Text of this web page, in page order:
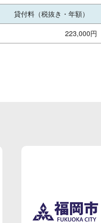
貸付料（税抜き・年額）
223,000円